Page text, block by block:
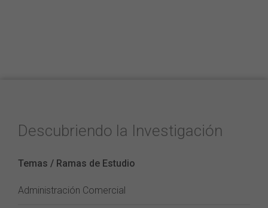
Descubriendo la Investigación
Temas / Ramas de Estudio
Administración Comercial